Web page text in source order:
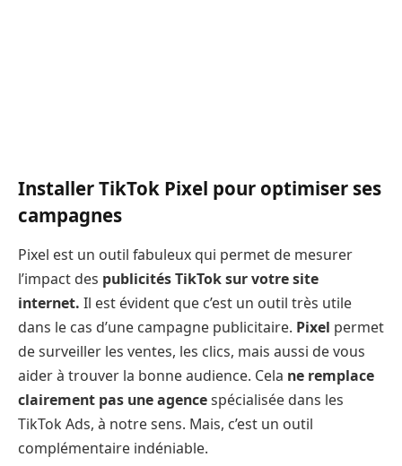
Installer TikTok Pixel pour optimiser ses
campagnes
Pixel est un outil fabuleux qui permet de mesurer
l’impact des publicités TikTok sur votre site
internet. Il est évident que c’est un outil très utile
dans le cas d’une campagne publicitaire. Pixel permet
de surveiller les ventes, les clics, mais aussi de vous
aider à trouver la bonne audience. Cela ne remplace
clairement pas une agencespécialisée dans les
TikTok Ads, à notre sens. Mais, c’est un outil
complémentaire indéniable.